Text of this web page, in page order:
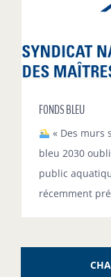
FONDS BLEU
« Des murs
bleu 2030
public
récemment